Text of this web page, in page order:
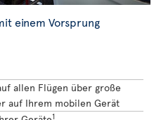
einem Vorsprung
allen Flügen über große
auf Ihrem mobilen Gerät
1